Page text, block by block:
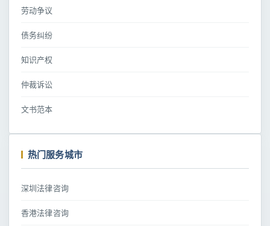
劳动争议
债务纠纷
知识产权
仲裁诉讼
文书范本
热门服务城市
深圳法律咨询
香港法律咨询